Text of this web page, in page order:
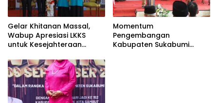
Gelar Khitanan Massal,
Wabup Apresiasi LKKS
untuk Kesejahteraan
Momentum
Pengembangan
Kabupaten Sukabumi